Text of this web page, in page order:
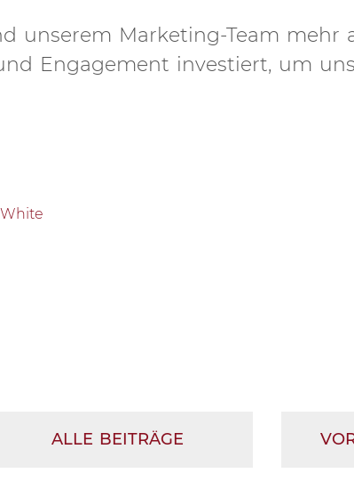
unserem Marketing-Team mehr
Engagement investiert, um
ALLE BEITRÄGE